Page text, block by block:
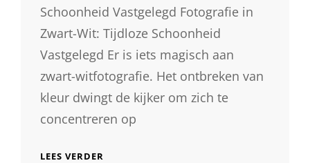
Schoonheid Vastgelegd Fotografie in
Zwart-Wit: Tijdloze Schoonheid
Vastgelegd Er is iets magisch aan
zwart-witfotografie. Het ontbreken van
kleur dwingt de kijker om zich te
concentreren op
LEES VERDER